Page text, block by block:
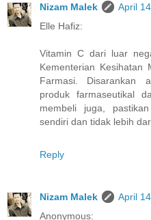
Nizam Malek
April
Elle Hafiz:
Vitamin C dari luar
Kementerian Kesihatan
Farmasi. Disarankan
produk farmaseutikal
membeli juga,
sendiri dan tidak lebih
Reply
Nizam Malek
April
Anonymous: